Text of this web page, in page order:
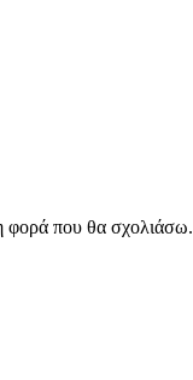
φορά που θα σχολιάσω.